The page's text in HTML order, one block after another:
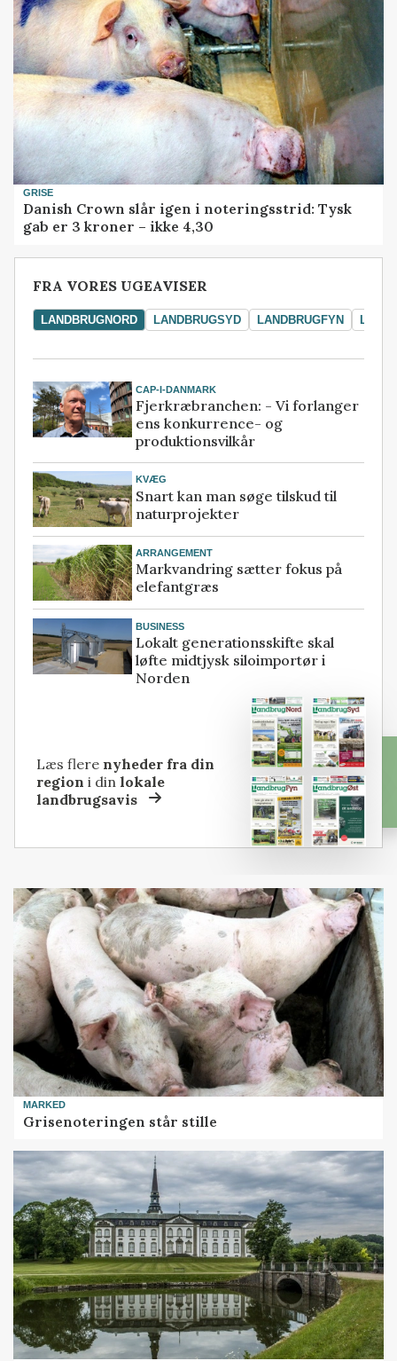
GRISE
Danish Crown slår igen i noteringsstrid: Tysk
gab er 3 kroner – ikke 4,30
FRA VORES UGEAVISER
LANDBRUGNORD LANDBRUGSYD LANDBRUGFYN
CAP-I-DANMARK
Fjerkræbranchen: - Vi forlanger
ens konkurrence- og
produktionsvilkår
KVÆG
Snart kan man søge tilskud til
naturprojekter
ARRANGEMENT
Markvandring sætter fokus på
elefantgræs
BUSINESS
Lokalt generationsskifte skal
løfte midtjysk siloimportør i
Norden
Læs flere nyheder fra din
region i dinlokale
landbrugsavis
MARKED
Grisenoteringen står stille